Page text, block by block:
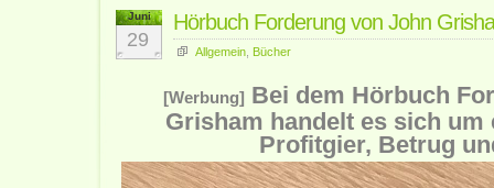
Juni
29
Hörbuch Forderung von John
Allgemein Bücher
[Werbung] Bei dem Hörbuch
Grisham handelt es sich um
Profitgier, Betrug